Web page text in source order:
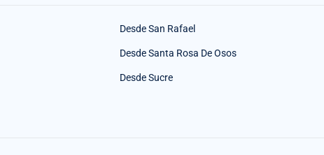
Desde San Rafael
Desde Santa Rosa De Osos
Desde Sucre